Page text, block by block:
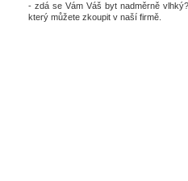
- zdá se Vám Váš byt nadměrně
který můžete zkoupit v naší firmě.